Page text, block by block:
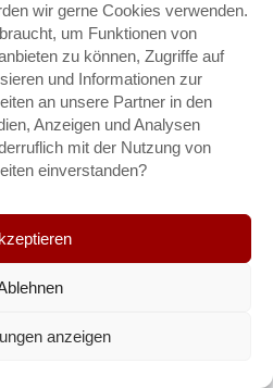
wir gerne Cookies verwenden.
um Funktionen von
zu können, Zugriffe auf
und Informationen zur
an unsere Partner in den
Anzeigen und Analysen
mit der Nutzung von
einverstanden?
anzeigen